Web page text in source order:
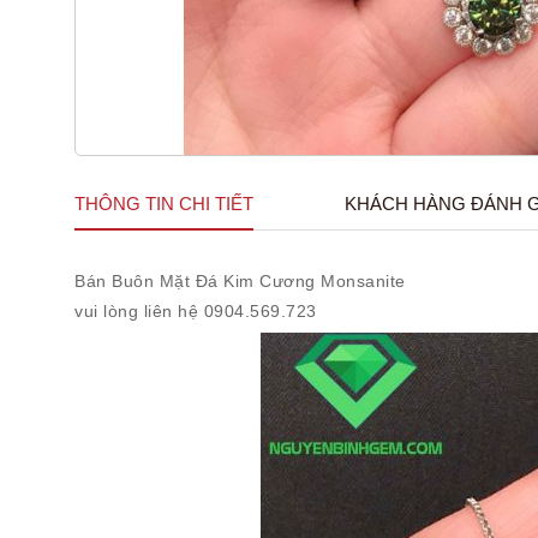
THÔNG TIN CHI TIẾT KHÁCH HÀNG ĐÁNH
Bán Buôn Mặt Đá Kim Cương Monsanite
vui lòng liên hệ 0904.569.723